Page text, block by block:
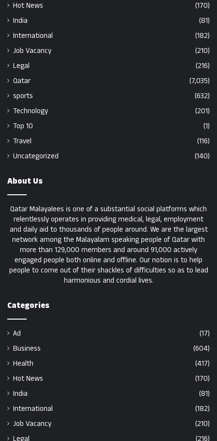
Hot News
(170)
India
(81)
International
(182)
Job Vacancy
(210)
Legal
(216)
Qatar
(7,035)
sports
(632)
Technology
(201)
Top 10
(1)
Travel
(116)
Uncategorized
(140)
About Us
Qatar Malayalees is one of a substantial social platforms which
relentlessly operates in providing medical, legal, employment
and daily aid to thousands of people around. We are the largest
network among the Malayalam speaking people of Qatar with
more than 129,000 members and around 91,000 actively
engaged people both online and offline. Our notion is to help
people to come out of their shackles of difficulties so as to lead
harmonious and cordial lives.
Categories
Ad
(17)
Business
(604)
Health
(417)
Hot News
(170)
India
(81)
International
(182)
Job Vacancy
(210)